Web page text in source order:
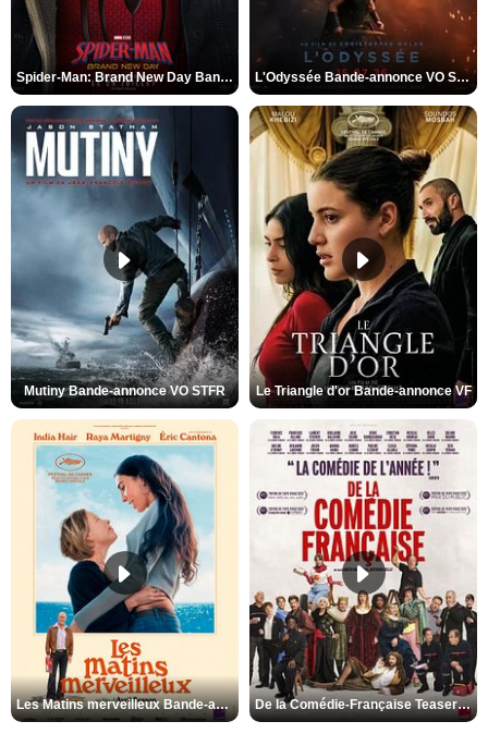
Spider-Man: Brand New Day Bande-annonce VO STFR L'Odyssée Bande-annonce VO STFR
Mutiny Bande-annonce VO STFR Le Triangle d'or Bande-annonce VF
Les Matins merveilleux Bande-annonce VF De la Comédie-Française Teaser VF